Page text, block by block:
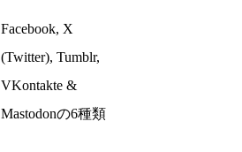
Facebook, X
(Twitter), Tumblr,
VKontakte &
Mastodonの6種類